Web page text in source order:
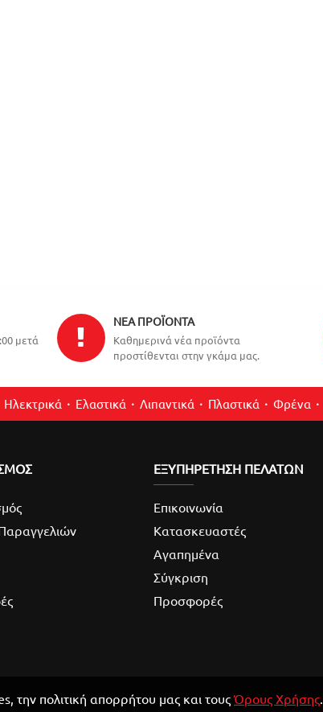
μετά
ΝΈΑ ΠΡΟΪΌΝΤΑ
Καθημερινά νέα προϊόντα
προστίθενται στην γκάμα μας.
Ηλεκτρικά Ελαστικά Λιπαντικά Πλαστικά Φρένα
ΕΞΥΠΗΡΕΤΗΣΗ ΠΕΛΑΤΩΝ
Επικοινωνία
Κατασκευαστές
Αγαπημένα
Σύγκριση
Προσφορές
την πολιτική απορρήτου μας και τουςΌρους Χρήσης.